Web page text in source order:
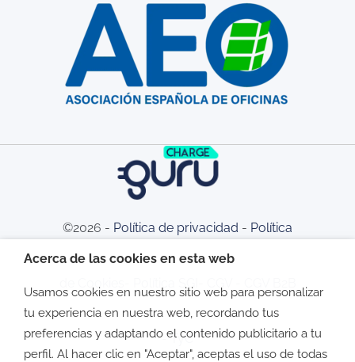
©2026 - Política de privacidad - Política
de Cookies Política SGI
-TyC
Acerca de las cookies en esta web
Usamos cookies en nuestro sitio web para personalizar
tu experiencia en nuestra web, recordando tus
preferencias y adaptando el contenido publicitario a tu
perfil. Al hacer clic en "Aceptar", aceptas el uso de todas